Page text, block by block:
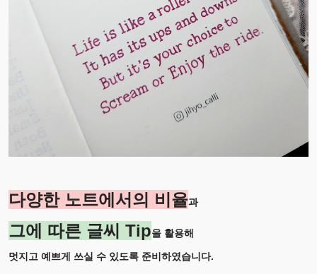
다양한 노트에서의 비율과
그에 따른 글씨 Tip을 활용해
멋지고 예쁘게 쓰실 수 있도록 준비하였습니다.